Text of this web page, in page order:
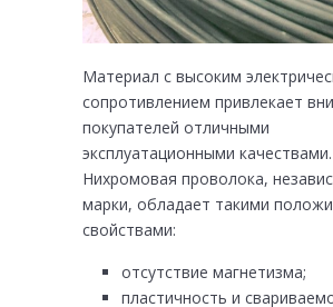
Материал с высоким
сопротивлением привлекает
покупателей отличными
эксплуатационными качествами.
Нихромовая проволока,
марки, обладает такими
свойствами:
отсутствие магнетизма;
пластичность и